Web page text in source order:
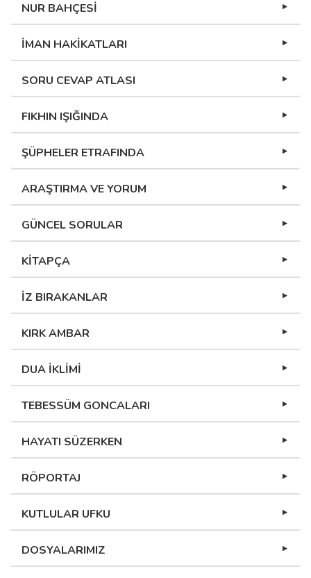
NUR BAHÇESİ
İMAN HAKİKATLARI
SORU CEVAP ATLASI
FIKHIN IŞIĞINDA
ŞÜPHELER ETRAFINDA
ARAŞTIRMA VE YORUM
GÜNCEL SORULAR
KİTAPÇA
İZ BIRAKANLAR
KIRK AMBAR
DUA İKLİMİ
TEBESSÜM GONCALARI
HAYATI SÜZERKEN
RÖPORTAJ
KUTLULAR UFKU
DOSYALARIMIZ